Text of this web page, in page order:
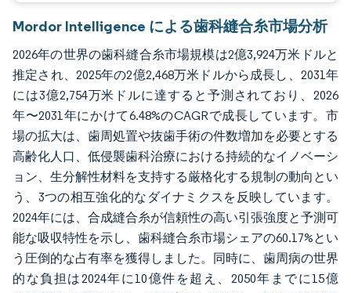
Mordor Intelligence による歯科縫合糸市場分析
2026年の世界の歯科縫合糸市場規模は2億3,924万米ドルと
推定され、2025年の2億2,468万米ドルから成長し、2031年
には3億2,754万米ドルに達すると予測されており、2026
年〜2031年にかけて6.48%のCAGRで成長しています。市
場の拡大は、歯周処置や抜歯手術の件数増加を必要とする
高齢化人口、低侵襲歯科治療における持続的なイノベーシ
ョン、生分解性材料を支持する厳格化する規制の動向とい
う、3つの相互強化的なダイナミクスを反映しています。
2024年には、合成縫合糸が信頼性の高い引張強度と予測可
能な吸収特性を示し、歯科縫合糸市場シェアの60.17%とい
う圧倒的な占有率を獲得しました。同時に、歯周病の世界
的な負担は2024年に10億件を超え、2050年までに15億